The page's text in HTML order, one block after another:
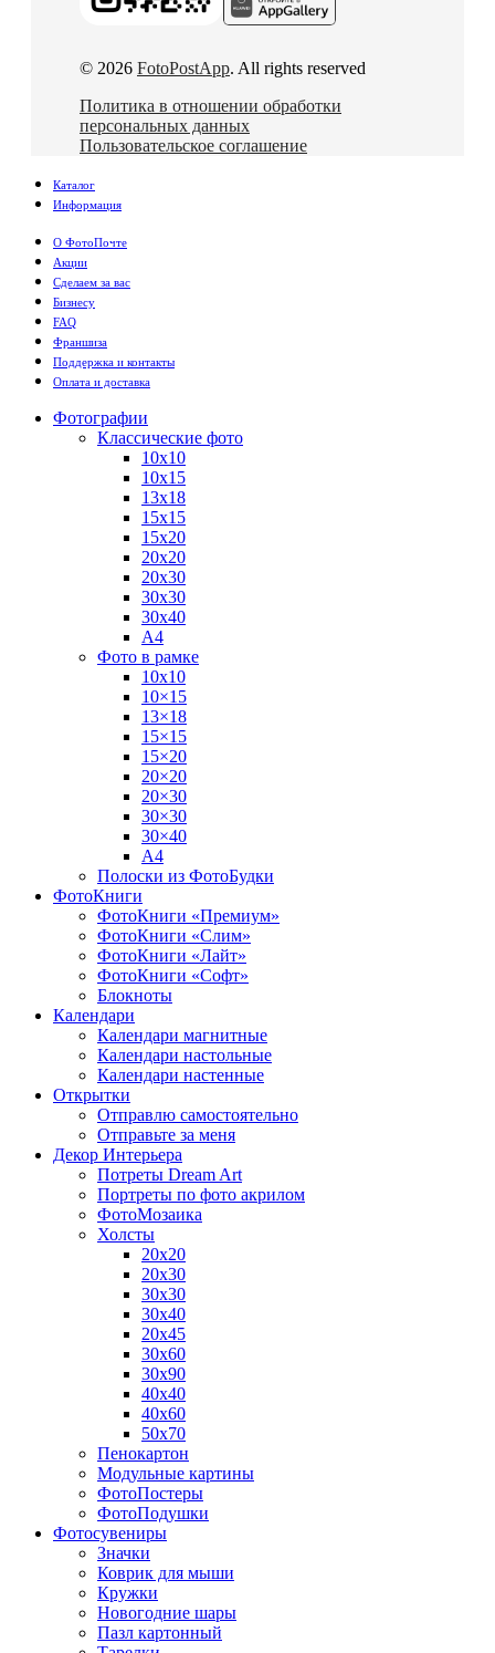
© 2026 FotoPostApp. All rights reserved
Политика в отношении обработки
персональных данных
Пользовательское соглашение
Каталог
Информация
О ФотоПочте
Акции
Сделаем за вас
Бизнесу
FAQ
Франшиза
Поддержка и контакты
Оплата и доставка
Фотографии
Классические фото
10х10
10х15
13х18
15х15
15х20
20х20
20х30
30х30
30х40
А4
Фото в рамке
10х10
10×15
13×18
15×15
15×20
20×20
20×30
30×30
30×40
A4
Полоски из ФотоБудки
ФотоКниги
ФотоКниги «Премиум»
ФотоКниги «Слим»
ФотоКниги «Лайт»
ФотоКниги «Софт»
Блокноты
Календари
Календари магнитные
Календари настольные
Календари настенные
Открытки
Отправлю самостоятельно
Отправьте за меня
Декор Интерьера
Потреты Dream Art
Портреты по фото акрилом
ФотоМозаика
Холсты
20х20
20х30
30х30
30х40
20х45
30х60
30х90
40х40
40х60
50х70
Пенокартон
Модульные картины
ФотоПостеры
ФотоПодушки
Фотоcувениры
Значки
Коврик для мыши
Кружки
Новогодние шары
Пазл картонный